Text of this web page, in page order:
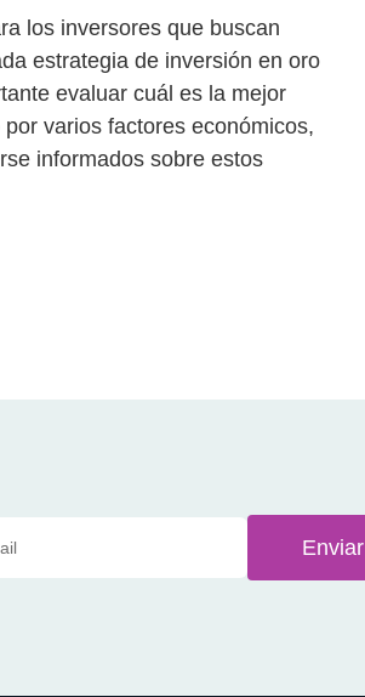
los inversores que buscan
estrategia de inversión en oro
evaluar cuál es la mejor
varios factores económicos,
informados sobre estos
Enviar